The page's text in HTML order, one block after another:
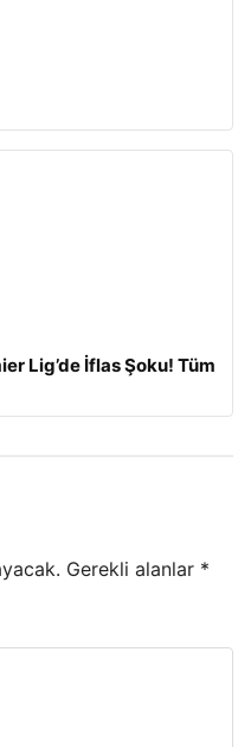
Lig’de İflas Şoku! Tüm
Gerekli alanlar *